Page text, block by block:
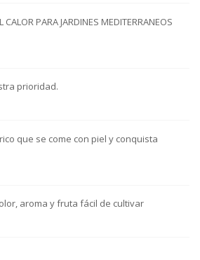
CALOR PARA JARDINES MEDITERRANEOS
prioridad.
que se come con piel y conquista
aroma y fruta fácil de cultivar